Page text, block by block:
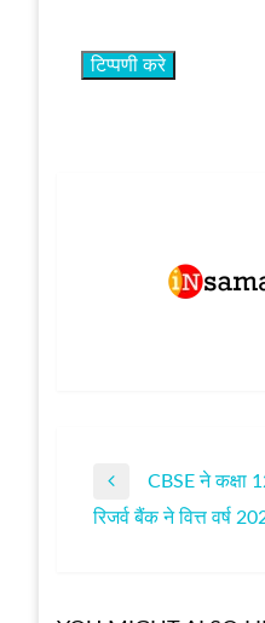
पोस्ट
Previous
Post
CBSE ने कक्षा
Next
रिजर्व बैंक ने वित्त वर्ष